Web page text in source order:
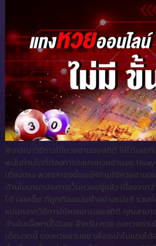
พิจารณาวิธีการใช้หวยฮานอยสถิติ ให้ได้เลข
พนันท่านใดที่ต้องการจะแทงหวยฮานอย
เที่ยงตรง พวกเราขอชี้แนะให้ท่านใช้หวยฮาน
ด้านในนานาประการเว็บหวยอยู่แล้ว เนื่องจาก
ได้ เลขเด็ด ที่ถูกต้องแม่นยำอย่างแน่แท้ รวมทั้
แม่นๆจากวิธีการใช้หวยฮานอยสถิติ คุณสาม
ข้างในเนื้อหานี้ได้เลย สำหรับ หวย คอหวยท่า
เด็ดงวดนี้ ของหวยฮานอย เพื่อจะนำไปแทงได้